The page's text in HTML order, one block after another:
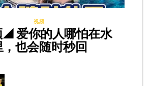
视频
爱你的人哪怕在水
，也会随时秒回